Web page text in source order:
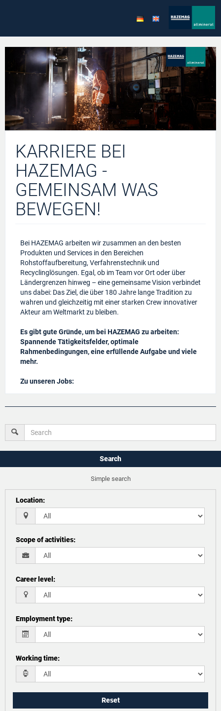
KARRIERE BEI
HAZEMAG -
GEMEINSAM WAS
BEWEGEN!
Bei HAZEMAG arbeiten wir zusammen an den besten
Produkten und Services in den Bereichen
Rohstoffaufbereitung, Verfahrenstechnik und
Recyclinglösungen. Egal, ob im Team vor Ort oder über
Ländergrenzen hinweg – eine gemeinsame Vision verbindet
uns dabei: Das Ziel, die über 180 Jahre lange Tradition zu
wahren und gleichzeitig mit einer starken Crew innovativer
Akteur am Weltmarkt zu bleiben.
Es gibt gute Gründe, um bei HAZEMAG zu arbeiten:
Spannende Tätigkeitsfelder, optimale
Rahmenbedingungen, eine erfüllende Aufgabe und viele
mehr.
Zu unseren Jobs:
Search
Simple search
Location:
Scope of activities:
Career level:
Employment type:
Working time:
Reset